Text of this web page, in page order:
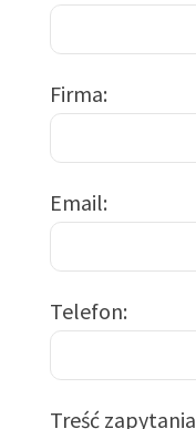
Firma
Email
Telefon
Treść zapytania